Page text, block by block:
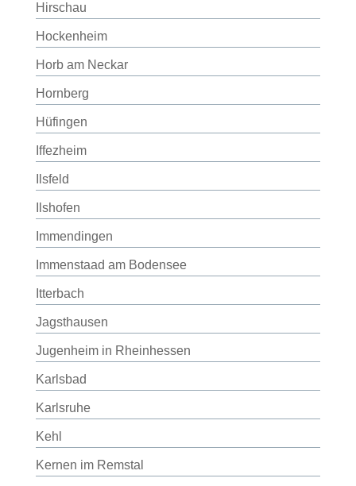
Hirschau
Hockenheim
Horb am Neckar
Hornberg
Hüfingen
Iffezheim
Ilsfeld
Ilshofen
Immendingen
Immenstaad am Bodensee
Itterbach
Jagsthausen
Jugenheim in Rheinhessen
Karlsbad
Karlsruhe
Kehl
Kernen im Remstal